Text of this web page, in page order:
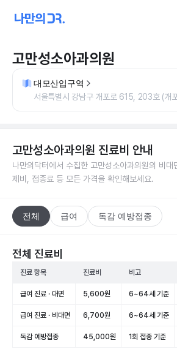
고만성소아과의원
대모산입구역
서울특별시 강남구 개포로 615, 203호 (개
고만성소아과의원 진료비 안내
나만의닥터에서 수집한 고만성소아과의원의 비대
제비, 접종료 등 모든 가격을 확인해보세요.
전체 급여 독감 예방접종
전체 진료비
진료 항목 진료비 비고
급여 진료 · 대면 5,600원 6~64세 기준
급여 진료 · 비대면 6,700원 6~64세 기준
독감 예방접종 45,000원 1회 접종 기준